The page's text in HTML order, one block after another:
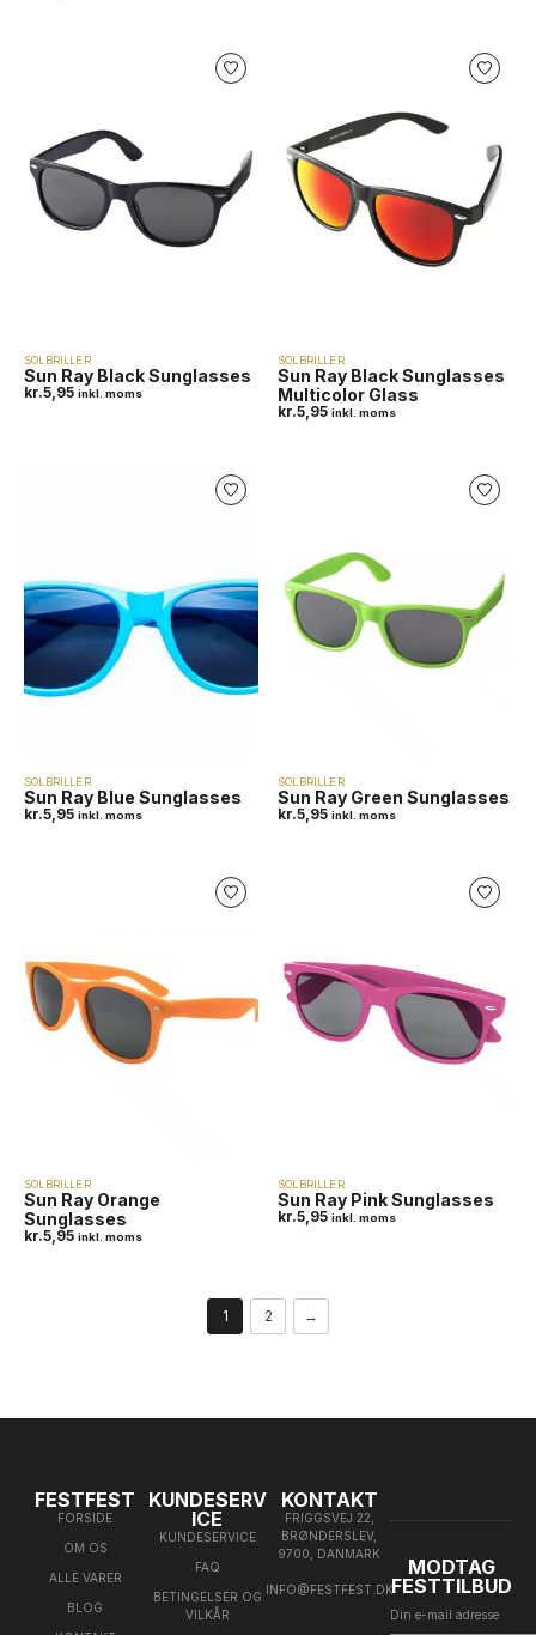
SOLBRILLER
Sun Ray Black Sunglasses
kr.5,95 inkl. moms
SOLBRILLER
Sun Ray Black Sunglasses
Multicolor Glass
kr.5,95 inkl. moms
SOLBRILLER
Sun Ray Blue Sunglasses
kr.5,95 inkl. moms
SOLBRILLER
Sun Ray Green Sunglasses
kr.5,95 inkl. moms
SOLBRILLER
Sun Ray Orange
Sunglasses
kr.5,95 inkl. moms
SOLBRILLER
Sun Ray Pink Sunglasses
kr.5,95 inkl. moms
1 2 →
FESTFEST
FORSIDE
OM OS
ALLE VARER
BLOG
KUNDESERV
ICE
KUNDESERVICE
FAQ
BETINGELSER OG
VILKÅR
KONTAKT
FRIGGSVEJ 22,
BRØNDERSLEV,
9700, DANMARK
INFO@FESTFEST.DK
MODTAG
FESTTILBUD